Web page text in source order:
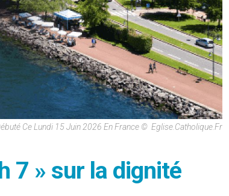
Ce Lundi 15 Juin 2026 En France © Eglise.catholique.fr
7 » sur la dignité